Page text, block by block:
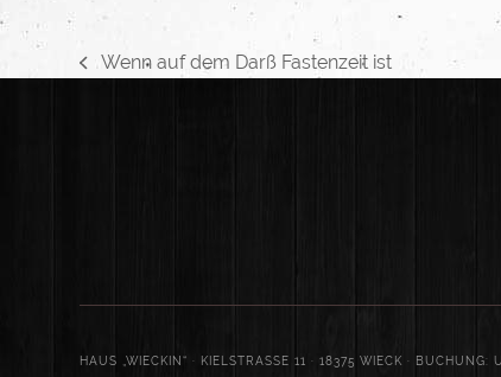
vorheriger
Wenn auf dem Darß Fastenzeit ist
HAUS „WIECKIN“ · KIELSTRASSE 11 · 18375 WIECK · BUCHUNG: